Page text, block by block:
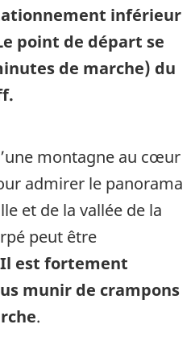
inférieur
point de départ se
de marche) du
montagne au cœur
admirer le panorama
et de la vallée de la
peut être
Il est fortement
munir de crampons
.